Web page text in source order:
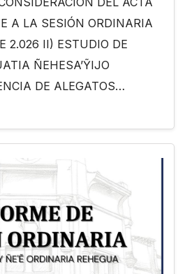
A LA SESIÓN ORDINARIA
2.026 II) ESTUDIO DE
ÑEHESA’ỸIJO
DE ALEGATOS…